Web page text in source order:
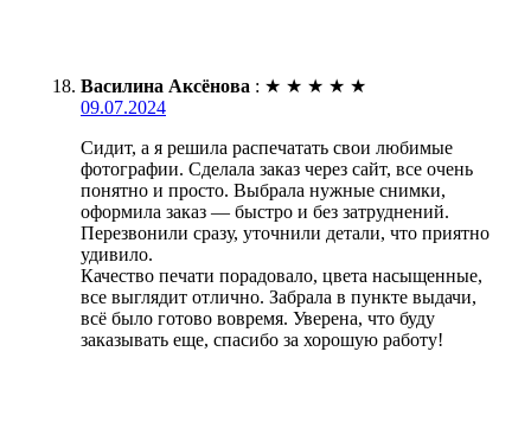
Василина Аксёнова : ★ ★ ★ ★ ★
09.07.2024
Сидит, а я решила распечатать свои любимые
фотографии. Сделала заказ через сайт, все очень
понятно и просто. Выбрала нужные снимки,
оформила заказ — быстро и без затруднений.
Перезвонили сразу, уточнили детали, что приятно
удивило.
Качество печати порадовало, цвета насыщенные,
все выглядит отлично. Забрала в пункте выдачи,
всё было готово вовремя. Уверена, что буду
заказывать еще, спасибо за хорошую работу!